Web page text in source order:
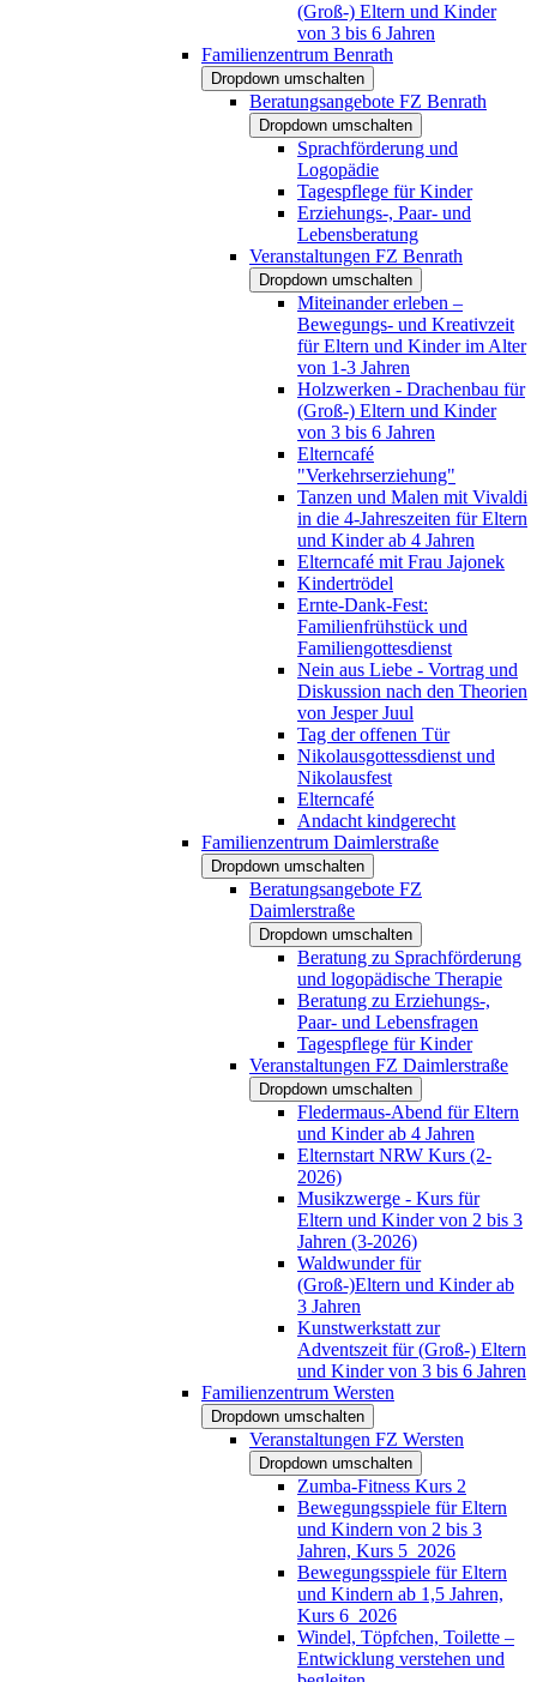
(Groß-) Eltern und Kinder
von 3 bis 6 Jahren
Familienzentrum Benrath
Dropdown umschalten
Beratungsangebote FZ Benrath
Dropdown umschalten
Sprachförderung und
Logopädie
Tagespflege für Kinder
Erziehungs-, Paar- und
Lebensberatung
Veranstaltungen FZ Benrath
Dropdown umschalten
Miteinander erleben –
Bewegungs- und Kreativzeit
für Eltern und Kinder im Alter
von 1-3 Jahren
Holzwerken - Drachenbau für
(Groß-) Eltern und Kinder
von 3 bis 6 Jahren
Elterncafé
"Verkehrserziehung"
Tanzen und Malen mit Vivaldi
in die 4-Jahreszeiten für Eltern
und Kinder ab 4 Jahren
Elterncafé mit Frau Jajonek
Kindertrödel
Ernte-Dank-Fest:
Familienfrühstück und
Familiengottesdienst
Nein aus Liebe - Vortrag und
Diskussion nach den Theorien
von Jesper Juul
Tag der offenen Tür
Nikolausgottessdienst und
Nikolausfest
Elterncafé
Andacht kindgerecht
Familienzentrum Daimlerstraße
Dropdown umschalten
Beratungsangebote FZ
Daimlerstraße
Dropdown umschalten
Beratung zu Sprachförderung
und logopädische Therapie
Beratung zu Erziehungs-,
Paar- und Lebensfragen
Tagespflege für Kinder
Veranstaltungen FZ Daimlerstraße
Dropdown umschalten
Fledermaus-Abend für Eltern
und Kinder ab 4 Jahren
Elternstart NRW Kurs (2-
2026)
Musikzwerge - Kurs für
Eltern und Kinder von 2 bis 3
Jahren (3-2026)
Waldwunder für
(Groß-)Eltern und Kinder ab
3 Jahren
Kunstwerkstatt zur
Adventszeit für (Groß-) Eltern
und Kinder von 3 bis 6 Jahren
Familienzentrum Wersten
Dropdown umschalten
Veranstaltungen FZ Wersten
Dropdown umschalten
Zumba-Fitness Kurs 2
Bewegungsspiele für Eltern
und Kindern von 2 bis 3
Jahren, Kurs 5_2026
Bewegungsspiele für Eltern
und Kindern ab 1,5 Jahren,
Kurs 6_2026
Windel, Töpfchen, Toilette –
Entwicklung verstehen und